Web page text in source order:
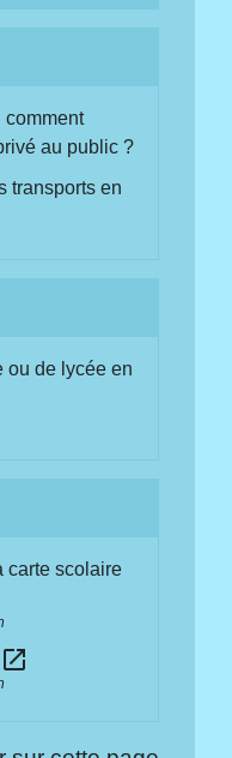
comment
au public ?
transports en
ou de lycée en
carte scolaire
open_in_new